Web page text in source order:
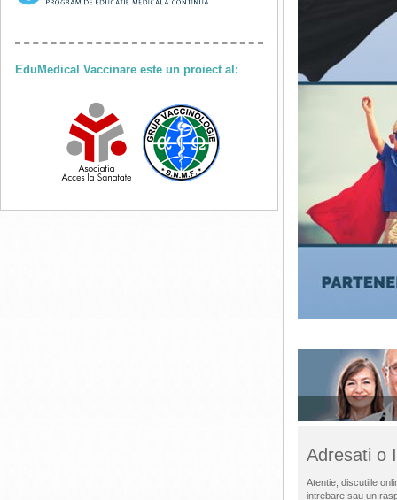
EduMedical Vaccinare este un proiect al:
Adresati o
Atentie, discutiile
intrebare sau un